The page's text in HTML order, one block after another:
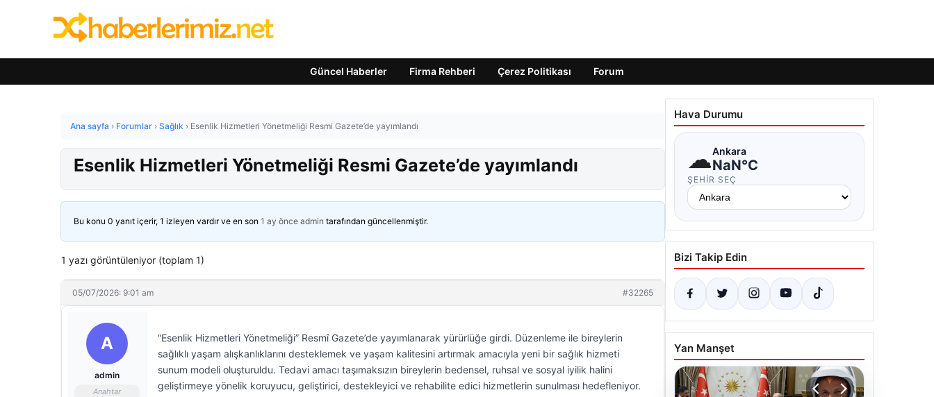
Güncel Haberler Firma Rehberi Çerez Politikası Forum
Ana sayfa › Forumlar › Sağlık › Esenlik Hizmetleri Yönetmeliği Resmi Gazete’de yayımlandı
Esenlik Hizmetleri Yönetmeliği Resmi Gazete’de yayımlandı
Bu konu 0 yanıt içerir, 1 izleyen vardır ve en son 1 ay önce admin tarafından güncellenmiştir.
1 yazı görüntüleniyor (toplam 1)
05/07/2026: 9:01 am #32265
A
admin
Anahtar
“Esenlik Hizmetleri Yönetmeliği” Resmî Gazete’de yayımlanarak yürürlüğe girdi. Düzenleme ile bireylerin
sağlıklı yaşam alışkanlıklarını desteklemek ve yaşam kalitesini artırmak amacıyla yeni bir sağlık hizmeti
sunum modeli oluşturuldu. Tedavi amacı taşımaksızın bireylerin bedensel, ruhsal ve sosyal iyilik halini
geliştirmeye yönelik koruyucu, geliştirici, destekleyici ve rehabilite edici hizmetlerin sunulması hedefleniyor.
Hava Durumu
☁Ankara
NaN°C
ŞEHIR SEÇ
Bizi Takip Edin
Yan Manşet